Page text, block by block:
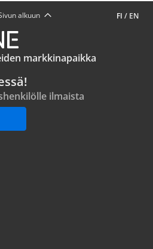
FI / EN
alkuun
markkinapaikka
ilmaista